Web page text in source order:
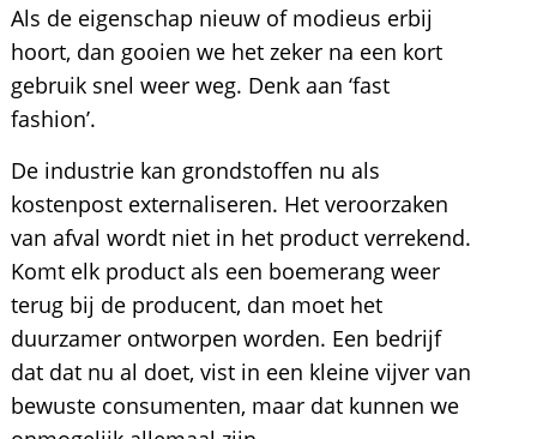
Als de eigenschap nieuw of modieus erbij
hoort, dan gooien we het zeker na een kort
gebruik snel weer weg. Denk aan ‘fast
fashion’.
De industrie kan grondstoffen nu als
kostenpost externaliseren. Het veroorzaken
van afval wordt niet in het product verrekend.
Komt elk product als een boemerang weer
terug bij de producent, dan moet het
duurzamer ontworpen worden. Een bedrijf
dat dat nu al doet, vist in een kleine vijver van
bewuste consumenten, maar dat kunnen we